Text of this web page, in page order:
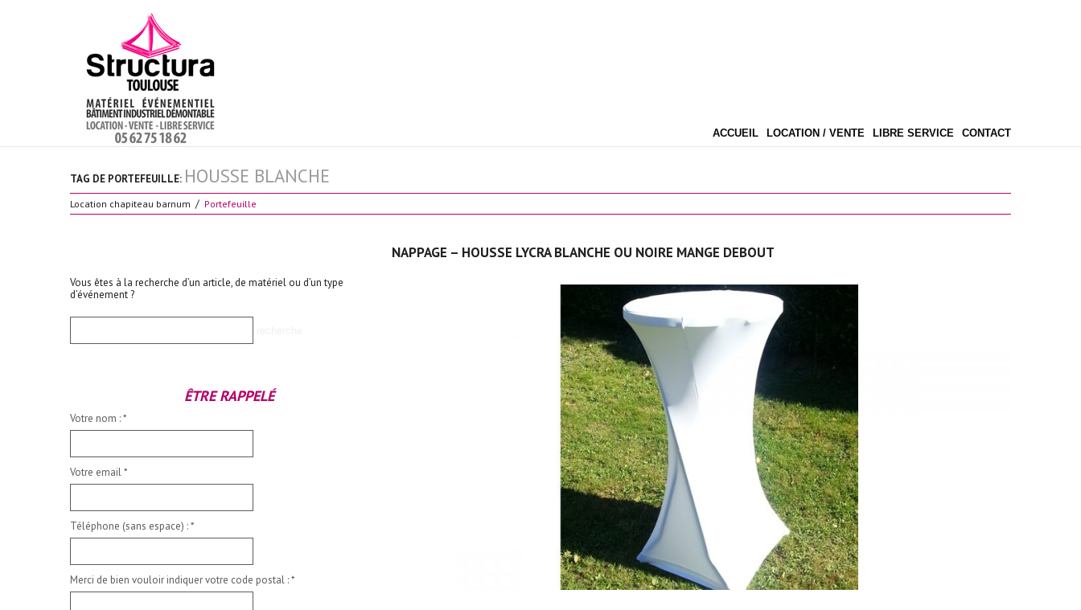
ACCUEIL LOCATION / VENTE LIBRE SERVICE CONTACT
TAG DE PORTEFEUILLE: HOUSSE BLANCHE
Location chapiteau barnum Portefeuille
NAPPAGE – HOUSSE LYCRA BLANCHE OU NOIRE MANGE DEBOUT
Vous êtes à la recherche d’un article, de matériel ou d’un type
d’événement ?
ÊTRE RAPPELÉ
Votre nom :*
Votre email*
Téléphone (sans espace) :*
Merci de bien vouloir indiquer votre code postal :*